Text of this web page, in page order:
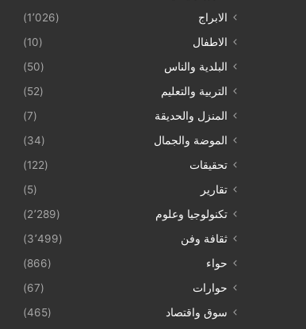
الابراج
(1٬026)
الاطفال
(10)
البلدية والناس
(50)
التربية والتعليم
(52)
المنزل والحديقة
(7)
الموضة والجمال
(34)
تحقيقات
(122)
تقارير
(5)
تكنولوجيا وعلوم
(2٬289)
ثقافة وفن
(3٬499)
حواء
(866)
حوارات
(67)
سوق واقتصاد
(465)